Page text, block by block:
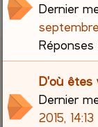
Dernier
D'où êtes
Dernier
2015, 14:13